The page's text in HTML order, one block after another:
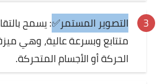
التصوير المستمر✅: يسمح
متتابع وبسرعة عالية، وهي
الحركة أو الأجسام المتحركة.